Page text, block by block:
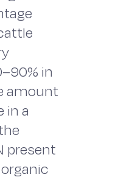
in
amount
in a
present